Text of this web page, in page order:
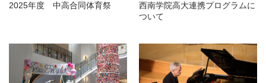
2025年度 中高合同体育祭
西南学院高大連携プログラムに
ついて